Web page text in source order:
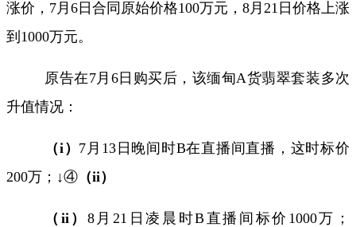
涨价， 7 月 6日合同原始价格100万元， 8 月 21 日价格上涨
到 1000万元。
原告在7月 6日购买后，该缅甸A货翡翠套装多次
升值情况：
（i ） 7 月 13日晚间时B在直播间直播，这时标价
200万；↓④ （ii）
（ ii ） 8月 21 日凌晨时B 直播间标价 1000万；